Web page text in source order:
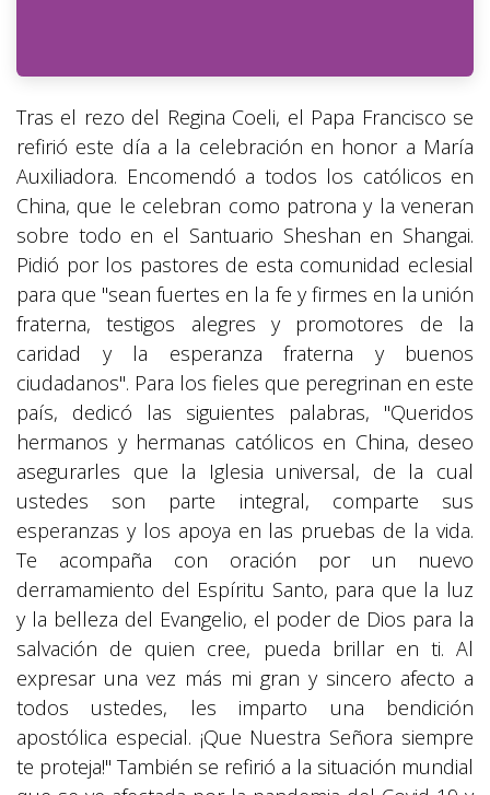
Tras el rezo del Regina Coeli, el Papa Francisco se
refirió este día a la celebración en honor a María
Auxiliadora. Encomendó a todos los católicos en
China, que le celebran como patrona y la veneran
sobre todo en el Santuario Sheshan en Shangai.
Pidió por los pastores de esta comunidad eclesial
para que "sean fuertes en la fe y firmes en la unión
fraterna, testigos alegres y promotores de la
caridad y la esperanza fraterna y buenos
ciudadanos". Para los fieles que peregrinan en este
país, dedicó las siguientes palabras, "Queridos
hermanos y hermanas católicos en China, deseo
asegurarles que la Iglesia universal, de la cual
ustedes son parte integral, comparte sus
esperanzas y los apoya en las pruebas de la vida.
Te acompaña con oración por un nuevo
derramamiento del Espíritu Santo, para que la luz
y la belleza del Evangelio, el poder de Dios para la
salvación de quien cree, pueda brillar en ti. Al
expresar una vez más mi gran y sincero afecto a
todos ustedes, les imparto una bendición
apostólica especial. ¡Que Nuestra Señora siempre
te proteja!" También se refirió a la situación mundial